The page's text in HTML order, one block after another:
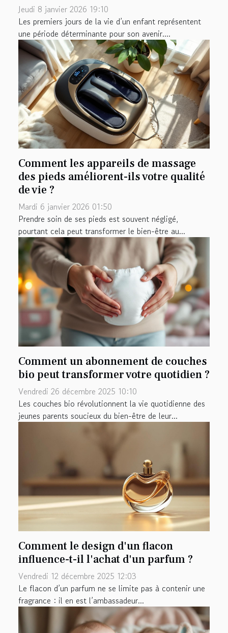
Jeudi 8 janvier 2026 19:10
Les premiers jours de la vie d’un enfant représentent
une période déterminante pour son avenir....
Comment les appareils de massage
des pieds améliorent-ils votre qualité
de vie ?
Mardi 6 janvier 2026 01:50
Prendre soin de ses pieds est souvent négligé,
pourtant cela peut transformer le bien-être au...
Comment un abonnement de couches
bio peut transformer votre quotidien ?
Vendredi 26 décembre 2025 10:10
Les couches bio révolutionnent la vie quotidienne des
jeunes parents soucieux du bien-être de leur...
Comment le design d'un flacon
influence-t-il l'achat d'un parfum ?
Vendredi 12 décembre 2025 12:03
Le flacon d’un parfum ne se limite pas à contenir une
fragrance : il en est l’ambassadeur...